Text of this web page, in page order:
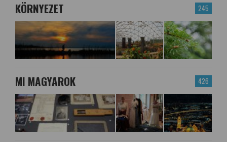
245
KÖRNYEZET
426
MI MAGYAROK